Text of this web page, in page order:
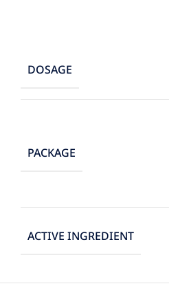
DOSAGE
PACKAGE
ACTIVE INGREDIENT